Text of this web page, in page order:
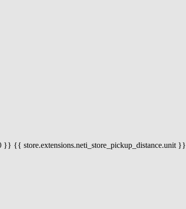
}} {{ store.extensions.neti_store_pickup_distance.unit }}